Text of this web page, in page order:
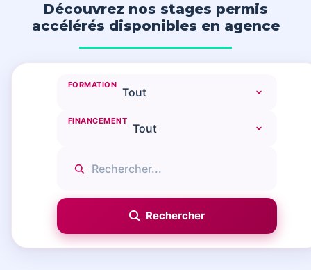
Découvrez nos stages permis
accélérés disponibles en agence
FORMATION
FINANCEMENT